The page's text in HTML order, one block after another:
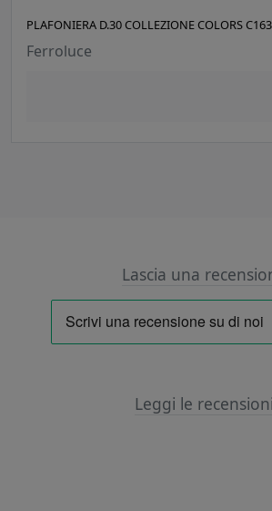
PLAFONIERA D.30 COLLEZIONE COLORS
Ferroluce
Lascia una
Leggi le recensioni